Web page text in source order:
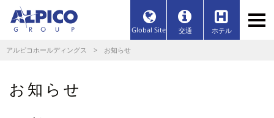
Global Site 交通 ホテル
アルピコホールディングス > お知らせ
お知らせ